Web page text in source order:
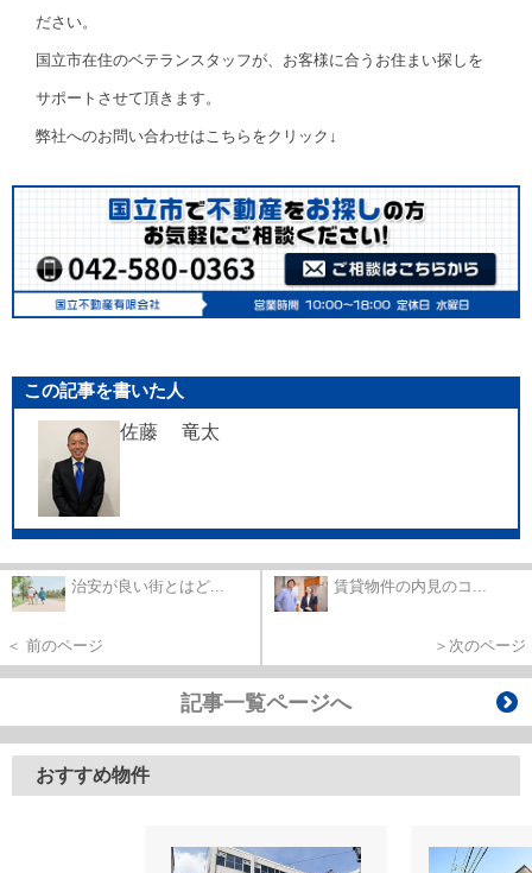
ださい。
国立市在住のベテランスタッフが、お客様に合うお住まい探しを
サポートさせて頂きます。
弊社へのお問い合わせはこちらをクリック↓
この記事を書いた人
佐藤 竜太
治安が良い街とはど...
＜ 前のページ
賃貸物件の内見のコ...
＞次のページ
記事一覧ページへ
おすすめ物件